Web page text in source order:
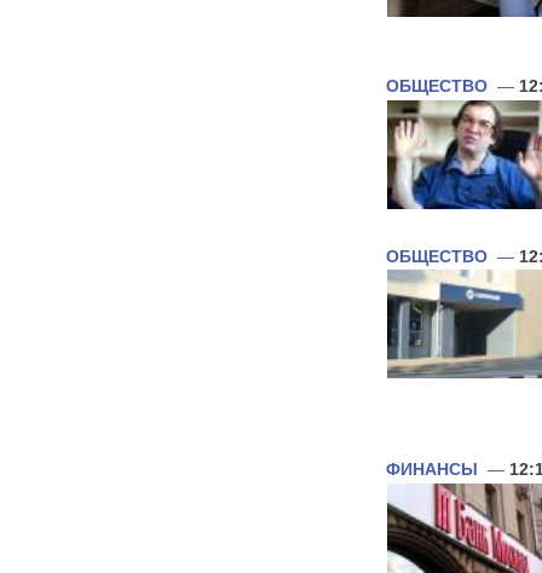
ОБЩЕСТВО —
ОБЩЕСТВО —
ФИНАНСЫ —